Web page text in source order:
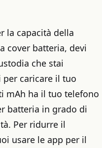
la capacità della
cover batteria, devi
che stai
caricare il tuo
mAh ha il tuo telefono
batteria in grado di
Per ridurre il
usare le app per il